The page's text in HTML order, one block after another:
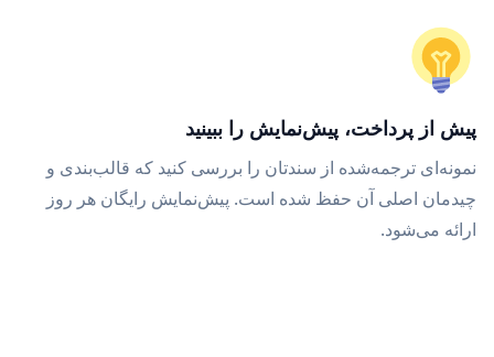
پیش از پرداخت، پیش‌نمایش را ببینید
نمونه‌ای ترجمه‌شده از سندتان را بررسی کنید که قالب‌بندی و
چیدمان اصلی آن حفظ شده است. پیش‌نمایش رایگان هر روز
ارائه می‌شود.